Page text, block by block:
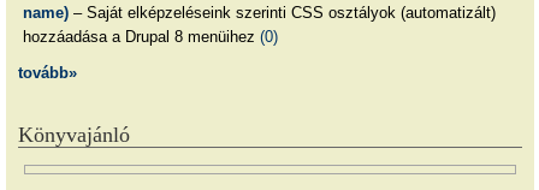
name)– Saját elképzeléseink szerinti CSS osztályok (automatizált)
hozzáadása a Drupal 8 menüihez (0)
tovább»
Könyvajánló